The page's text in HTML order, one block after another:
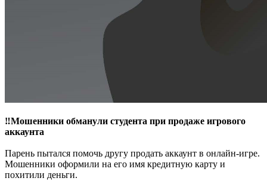
‼️Мошенники обманули студента при продаже игрового
аккаунта
Парень пытался помочь другу продать аккаунт в онлайн-игре.
Мошенники оформили на его имя кредитную карту и
похитили деньги.